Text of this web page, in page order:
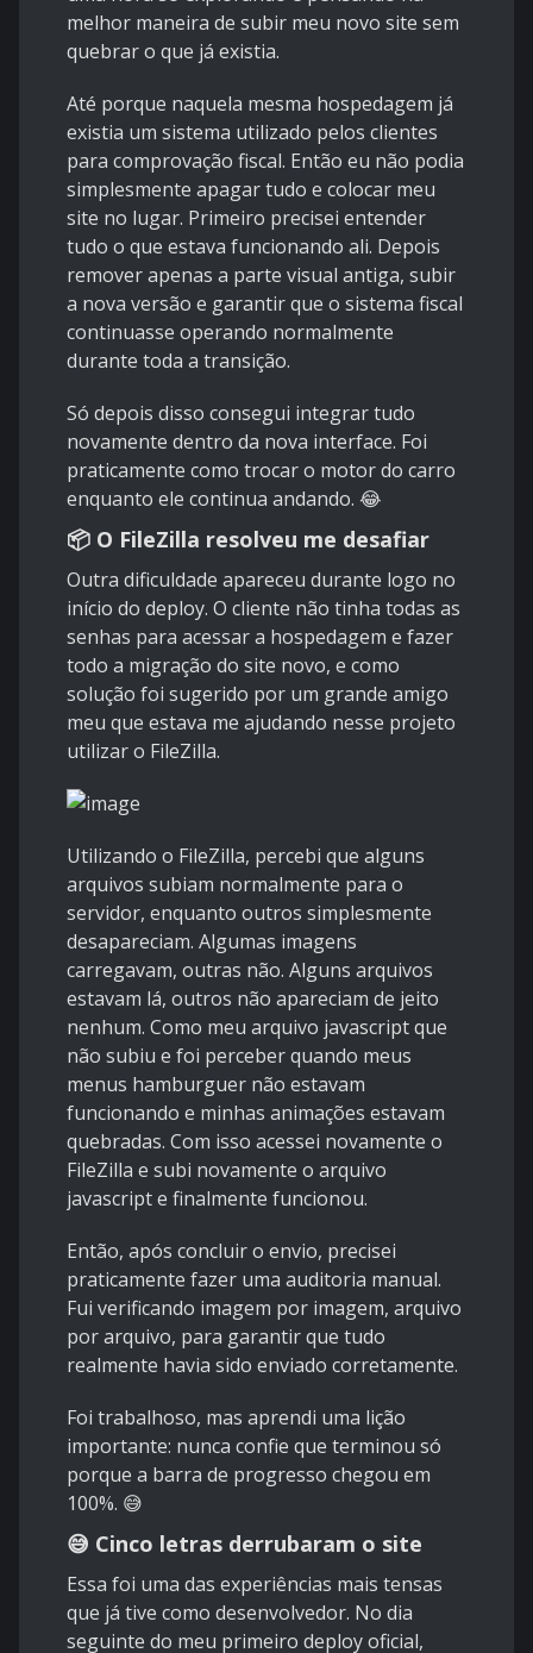
melhor maneira de subir meu novo site sem
quebrar o que já existia.
Até porque naquela mesma hospedagem já
existia um sistema utilizado pelos clientes
para comprovação fiscal. Então eu não podia
simplesmente apagar tudo e colocar meu
site no lugar. Primeiro precisei entender
tudo o que estava funcionando ali. Depois
remover apenas a parte visual antiga, subir
a nova versão e garantir que o sistema fiscal
continuasse operando normalmente
durante toda a transição.
Só depois disso consegui integrar tudo
novamente dentro da nova interface. Foi
praticamente como trocar o motor do carro
enquanto ele continua andando. 😂
📦 O FileZilla resolveu me desafiar
Outra dificuldade apareceu durante logo no
início do deploy. O cliente não tinha todas as
senhas para acessar a hospedagem e fazer
todo a migração do site novo, e como
solução foi sugerido por um grande amigo
meu que estava me ajudando nesse projeto
utilizar o FileZilla.
Utilizando o FileZilla, percebi que alguns
arquivos subiam normalmente para o
servidor, enquanto outros simplesmente
desapareciam. Algumas imagens
carregavam, outras não. Alguns arquivos
estavam lá, outros não apareciam de jeito
nenhum. Como meu arquivo javascript que
não subiu e foi perceber quando meus
menus hamburguer não estavam
funcionando e minhas animações estavam
quebradas. Com isso acessei novamente o
FileZilla e subi novamente o arquivo
javascript e finalmente funcionou.
Então, após concluir o envio, precisei
praticamente fazer uma auditoria manual.
Fui verificando imagem por imagem, arquivo
por arquivo, para garantir que tudo
realmente havia sido enviado corretamente.
Foi trabalhoso, mas aprendi uma lição
importante: nunca confie que terminou só
porque a barra de progresso chegou em
100%. 😅
😅 Cinco letras derrubaram o site
Essa foi uma das experiências mais tensas
que já tive como desenvolvedor. No dia
seguinte do meu primeiro deploy oficial,